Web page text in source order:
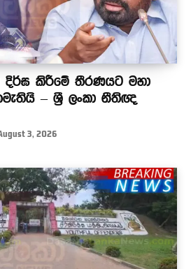
දිර්ඝ කිරීමේ තීරණයට මහා
– ශ්‍රී ලංකා නීතිඥ
3, 2026